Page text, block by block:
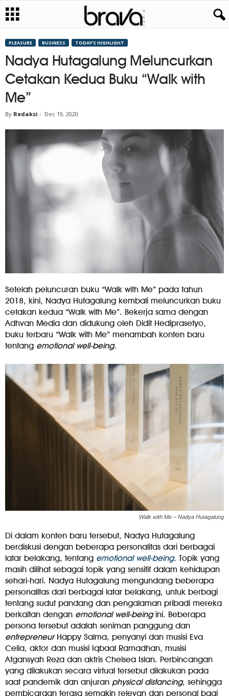
PLEASURE BUSINESS TODAY’S HIGHLIGHT
Nadya Hutagalung Meluncurkan
Cetakan Kedua Buku “Walk with
Me”
By Redaksi - Dec 19, 2020
Setelah peluncuran buku “Walk with Me” pada tahun
2018, kini, Nadya Hutagalung kembali meluncurkan buku
cetakan kedua “Walk with Me”. Bekerja sama dengan
Adhvan Media dan didukung oleh Didit Hediprasetyo,
buku terbaru “Walk with Me” menambah konten baru
tentang emotional well-being.
Walk with Me – Nadya Hutagalung
Di dalam konten baru tersebut, Nadya Hutagalung
berdiskusi dengan beberapa personalitas dari berbagai
latar belakang, tentang emotional well-being. Topik yang
masih dilihat sebagai topik yang sensitif dalam kehidupan
sehari-hari. Nadya Hutagalung mengundang beberapa
personalitas dari berbagai latar belakang, untuk berbagi
tentang sudut pandang dan pengalaman pribadi mereka
berkaitan dengan emotional well-being ini. Beberapa
persona tersebut adalah seniman panggung dan
entrepreneur Happy Salma, penyanyi dan musisi Eva
Celia, aktor dan musisi Iqbaal Ramadhan, musisi
Afgansyah Reza dan aktris Chelsea Islan. Perbincangan
yang dilakukan secara virtual tersebut dilakukan pada
saat pandemik dan anjuran physical distancing, sehingga
pembicaraan terasa semakin relevan dan personal bagi